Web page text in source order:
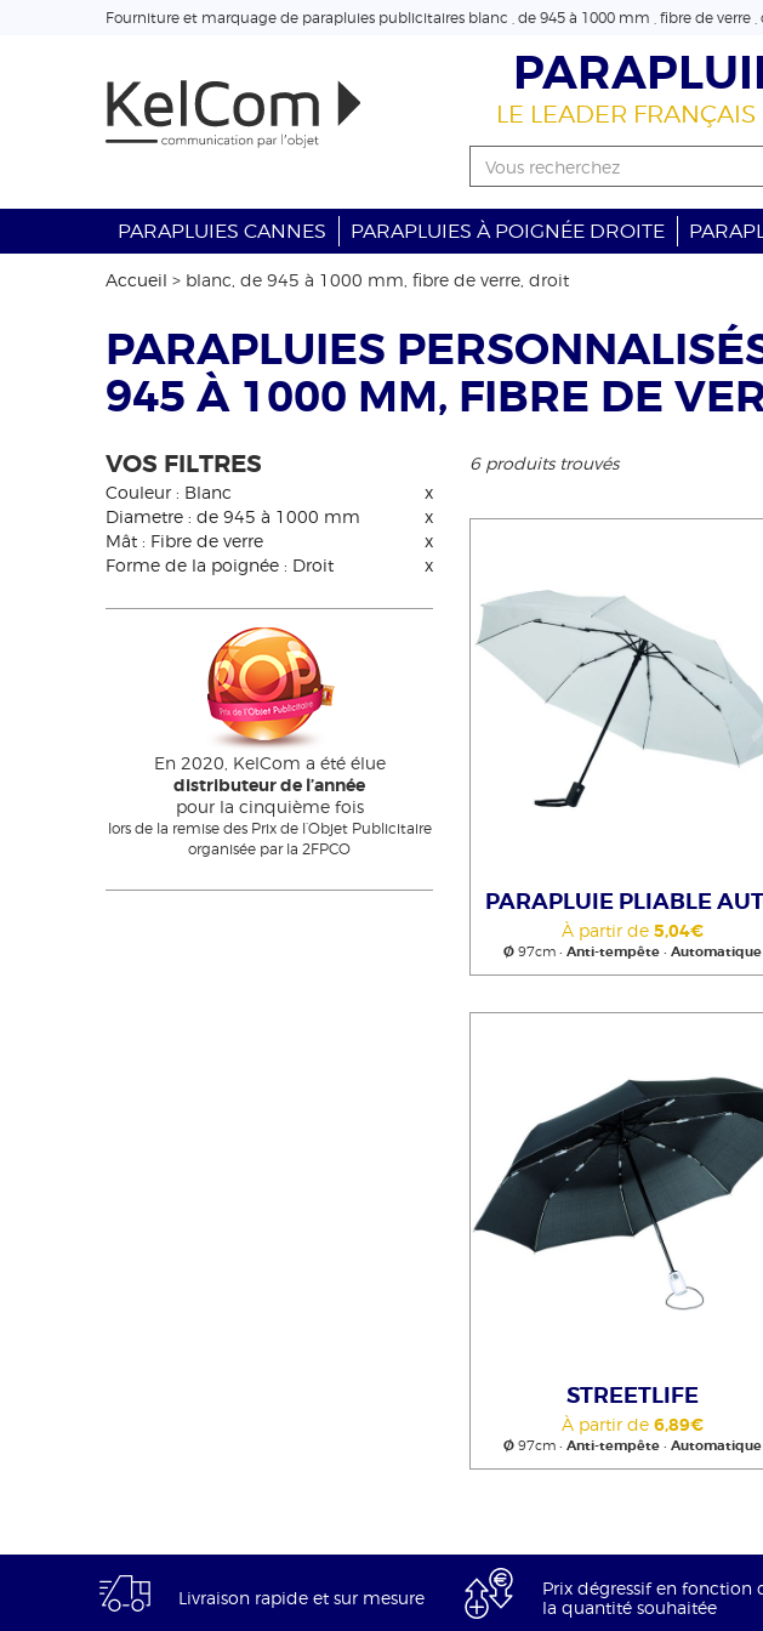
Fourniture et marquage de parapluies publicitaires blanc , de 945 à 1000 mm , fibre de verre ,
LE LEADER
PARAPLUIES CANNES PARAPLUIES À POIGNÉE DROITE
Accueil > blanc, de 945 à 1000 mm, fibre de verre, droit
PARAPLUIES
945 À 1000 MM, FIBRE DE
VOS FILTRES
Couleur : Blanc
x
Diametre : de 945 à 1000 mm
x
Mât : Fibre de verre
x
Forme de la poignée : Droit
x
En 2020, KelCom a été élue
distributeur de l’année
pour la cinquième fois
lors de la remise des Prix de l’Objet Publicitaire
organisée par la 2FPCO
6 produits trouvés
PARAPLUIE PLIABLE
À partir de5,04€
Ø 97cm •Anti-tempête •Automatique
STREETLIFE
À partir de6,89€
Ø 97cm •Anti-tempête •Automatique
Livraison rapide et sur mesure
Prix dégressif en fonction
la quantité souhaitée